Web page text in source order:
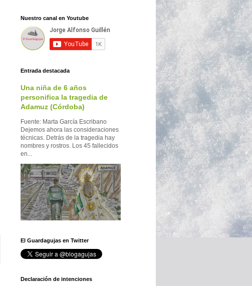
Nuestro canal en Youtube
Entrada destacada
Una niña de 6 años
personifica la tragedia de
Adamuz (Córdoba)
Fuente: Marta García Escribano
Dejemos ahora las consideraciones
técnicas. Detrás de la tragedia hay
nombres y rostros. Los 45 fallecidos
en...
El Guardagujas en Twitter
Declaración de intenciones